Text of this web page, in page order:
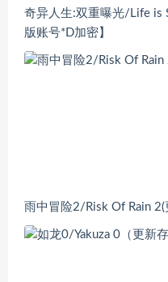
奇异人生:双重曝光/Life is
版账号*D加密】
雨中冒险2/Risk Of Rain